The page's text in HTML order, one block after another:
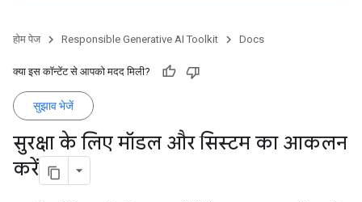
होम पेज Responsible Generative AI Toolkit Docs
क्या इस कॉन्टेंट से आपको मदद मिली?
सुझाव भेजें
सुरक्षा के लिए मॉडल और सिस्टम का आकलन
करें